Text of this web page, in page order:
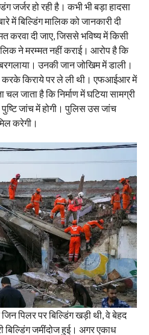
जर्जर हो रही है। कभी भी बड़ा हादसा
में बिल्डिंग मालिक को जानकारी दी
करवा दी जाए, जिससे भविष्य में किसी
ने मरम्मत नहीं कराई। आरोप है कि
उनकी जान जोखिम में डाली।
करके किराये पर ले ली थी। एफआईआर में
जाता है कि निर्माण में घटिया सामग्री
जांच में होगी। पुलिस उस जांच
करेगी।
पिलर पर बिल्डिंग खड़ी थी, वे बेहद
जमींदोज हुई। अगर एकाध